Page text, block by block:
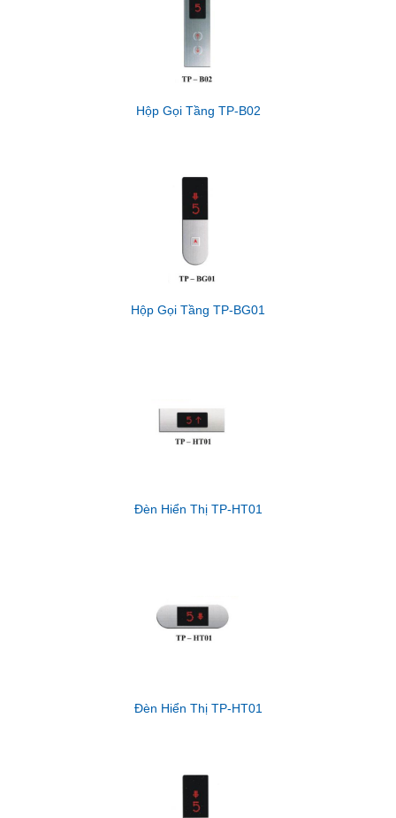
Hộp Gọi Tầng TP-B02
Hộp Gọi Tầng TP-BG01
Đèn Hiển Thị TP-HT01
Đèn Hiển Thị TP-HT01